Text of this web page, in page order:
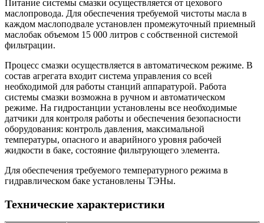
Питание системы смазки осуществляется от цехового
маслопровода. Для обеспечения требуемой чистоты масла в
каждом маслоподвале установлен промежуточный приемный
маслобак объемом 15 000 литров с собственной системой
фильтрации.
Процесс смазки осуществляется в автоматическом режиме. В
состав агрегата входит система управления со всей
необходимой для работы станций аппаратурой. Работа
системы смазки возможна в ручном и автоматическом
режиме. На гидростанции установлены все необходимые
датчики для контроля работы и обеспечения безопасности
оборудования: контроль давления, максимальной
температуры, опасного и аварийного уровня рабочей
жидкости в баке, состояние фильтрующего элемента.
Для обеспечения требуемого температурного режима в
гидравлическом баке установлены ТЭНы.
Технические характеристики